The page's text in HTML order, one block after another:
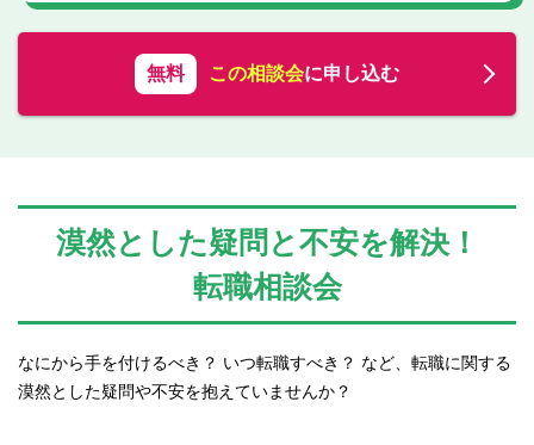
無料 この相談会に申し込む
漠然とした疑問と不安を解決！
転職相談会
なにから手を付けるべき？ いつ転職すべき？ など、転職に関する
漠然とした疑問や不安を抱えていませんか？